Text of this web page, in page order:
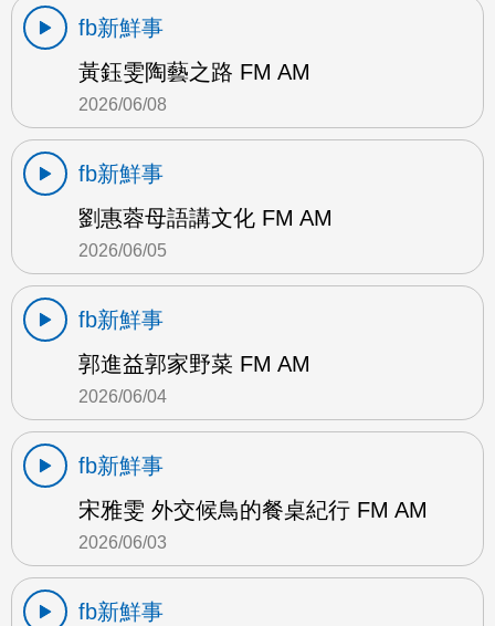
fb新鮮事
黃鈺雯陶藝之路 FM AM
2026/06/08
fb新鮮事
劉惠蓉母語講文化 FM AM
2026/06/05
fb新鮮事
郭進益郭家野菜 FM AM
2026/06/04
fb新鮮事
宋雅雯 外交候鳥的餐桌紀行 FM AM
2026/06/03
fb新鮮事